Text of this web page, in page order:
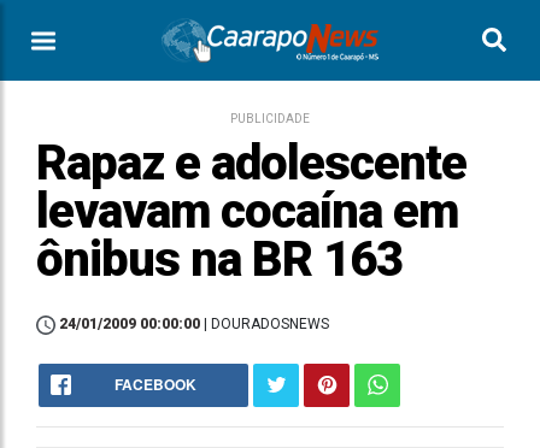
PUBLICIDADE
Rapaz e adolescente
levavam cocaína em
ônibus na BR 163
24/01/2009 00:00:00 | DOURADOSNEWS
FACEBOOK